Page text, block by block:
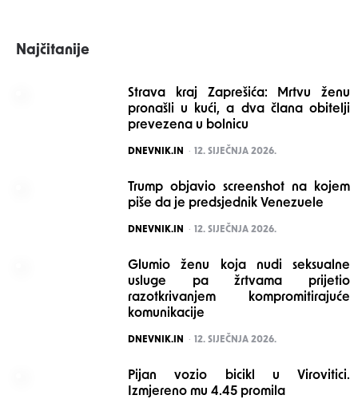
Najčitanije
Strava kraj Zaprešića: Mrtvu ženu
pronašli u kući, a dva člana obitelji
prevezena u bolnicu
POSTED
DNEVNIK.IN 12. SIJEČNJA 2026.
Trump objavio screenshot na kojem
piše da je predsjednik Venezuele
POSTED
DNEVNIK.IN 12. SIJEČNJA 2026.
Glumio ženu koja nudi seksualne
usluge pa žrtvama prijetio
razotkrivanjem kompromitirajuće
komunikacije
POSTED
DNEVNIK.IN 12. SIJEČNJA 2026.
Pijan vozio bicikl u Virovitici.
Izmjereno mu 4.45 promila